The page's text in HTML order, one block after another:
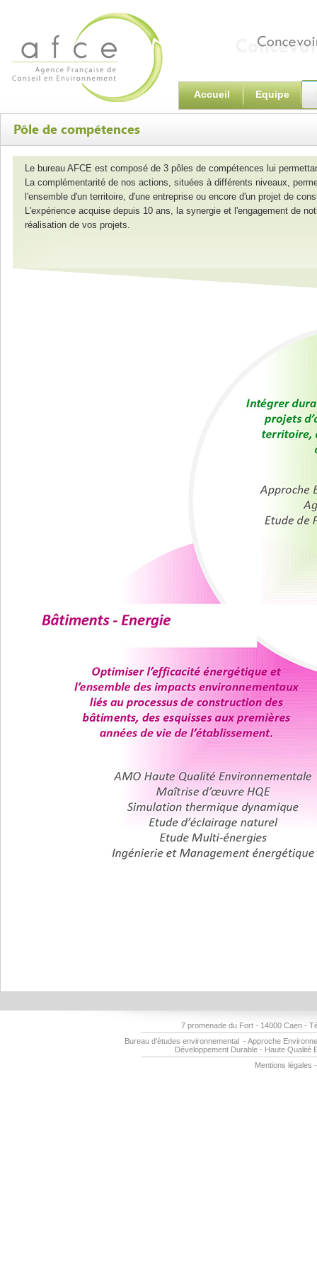
Accueil Equipe
Pôle de compétences
Le bureau AFCE est composé de 3 pôles de compétences lui
La complémentarité de nos actions, situées à différents niveaux,
l'ensemble d'un territoire, d'une entreprise ou encore d'un projet de
L'expérience acquise depuis 10 ans, la synergie et l'engagement de
réalisation de vos projets.
7 promenade du Fort - 14000 Caen -
Bureau d'études environnemental -Approche
Développement Durable - Haute Qualité
Mentions légales